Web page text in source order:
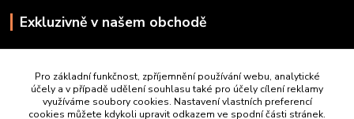
Exkluzivně v našem obchodě
Pro základní funkčnost, zpříjemnění používání webu, analytické
účely a v případě udělení souhlasu také pro účely cílení reklamy
využíváme soubory cookies. Nastavení vlastních preferencí
cookies můžete kdykoli upravit odkazem ve spodní části stránek.